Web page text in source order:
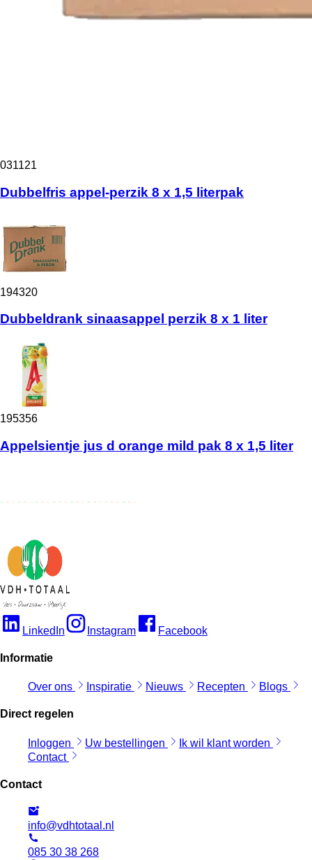
031121
Dubbelfris appel-perzik 8 x 1,5 literpak
194320
Dubbeldrank sinaasappel perzik 8 x 1 liter
195356
Appelsientje jus d orange mild pak 8 x 1,5 liter
LinkedIn Instagram Facebook
Informatie
Over ons Inspiratie Nieuws Recepten Blogs
Direct regelen
Inloggen Uw bestellingen
Ik wil klant worden
Contact
Contact
info@vdhtotaal.nl
085 30 38 268